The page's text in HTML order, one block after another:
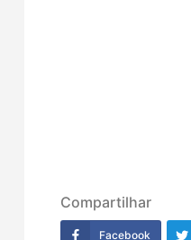
Compartilhar
Facebook